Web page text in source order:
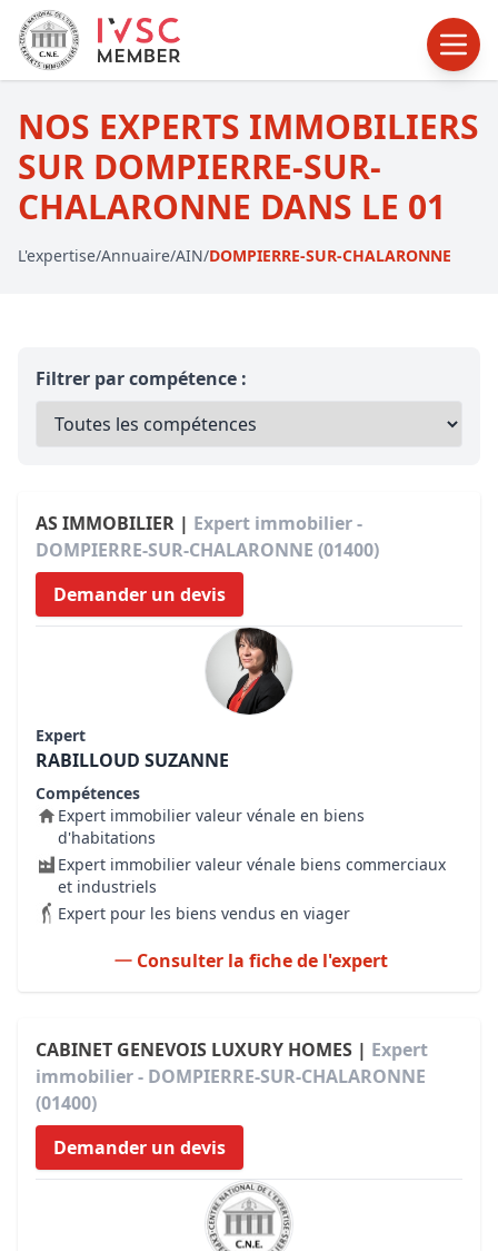
NOS EXPERTS IMMOBILIERS
SUR DOMPIERRE-SUR-
CHALARONNE DANS LE 01
L'expertise/Annuaire/AIN/DOMPIERRE-SUR-CHALARONNE
Filtrer par compétence :
AS IMMOBILIER | Expert immobilier -
DOMPIERRE-SUR-CHALARONNE (01400)
Demander un devis
Expert
RABILLOUD SUZANNE
Compétences
Expert immobilier valeur vénale en biens
d'habitations
Expert immobilier valeur vénale biens commerciaux
et industriels
Expert pour les biens vendus en viager
Consulter la fiche de l'expert
CABINET GENEVOIS LUXURY HOMES | Expert
immobilier - DOMPIERRE-SUR-CHALARONNE
(01400)
Demander un devis